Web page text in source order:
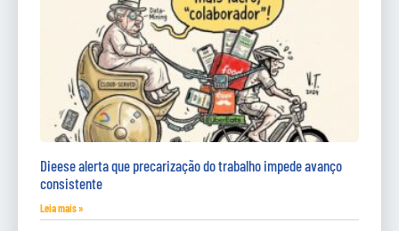
Dieese alerta que precarização do trabalho impede avanço
consistente
Leia mais »